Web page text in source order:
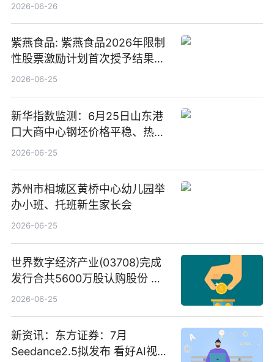
2026-06-26
紫燕食品: 紫燕食品2026年限制
性股票激励计划首次授予结果公
告-微资讯
2026-06-25
新华指数监测：6月25日山东港
口大商中心钢坯价格平稳、热轧
C料价格微幅下跌
2026-06-25
苏州市相城区黄桥中心幼儿园举
办小班、托班新生家长会
2026-06-25
世界数字经济产业(03708)完成
发行合共5600万股认购股份 净
筹约1007万港元 独家焦点
2026-06-25
新资讯：东方证券：7月
Seedance2.5拟发布 看好AI视频